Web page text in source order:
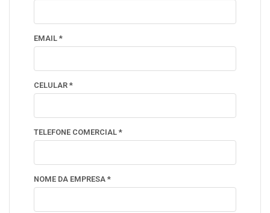
EMAIL *
CELULAR *
TELEFONE COMERCIAL *
NOME DA EMPRESA *